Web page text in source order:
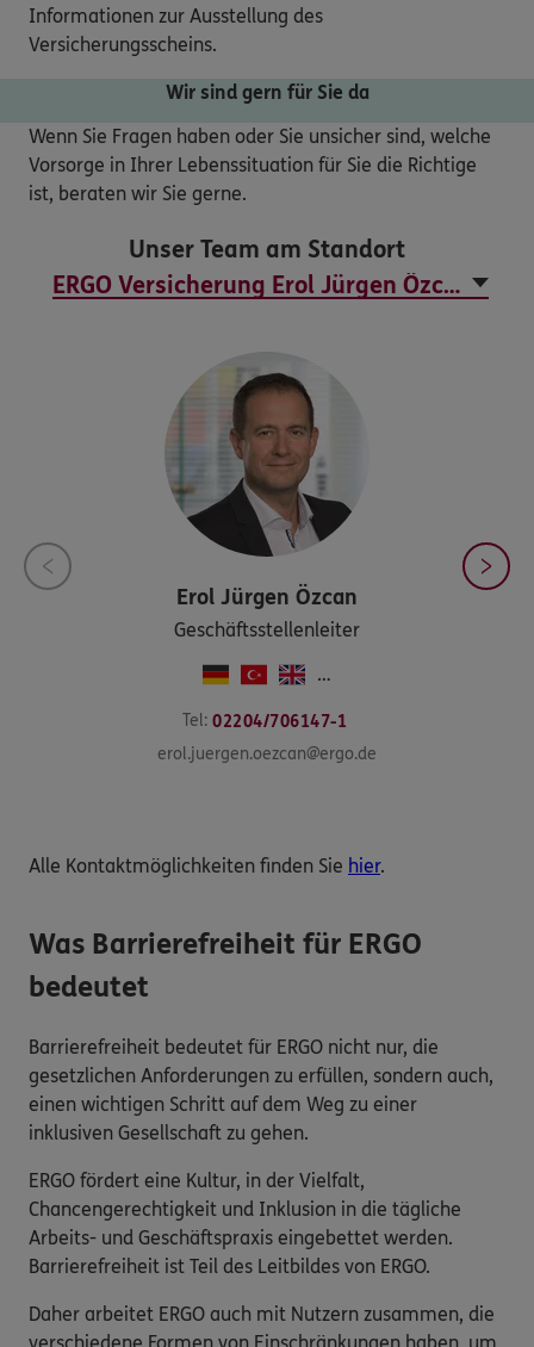
Informationen zur Ausstellung des
Versicherungsscheins.
Wir sind gern für Sie da
Wenn Sie Fragen haben oder Sie unsicher sind, welche
Vorsorge in Ihrer Lebenssituation für Sie die Richtige
ist, beraten wir Sie gerne.
Unser Team am Standort
Erol Jürgen Özcan
Geschäftsstellenleiter
…
Tel: 02204/706147-1
erol.juergen.oezcan@ergo.de
Alle Kontaktmöglichkeiten finden Sie hier.
Was Barrierefreiheit für ERGO
bedeutet
Barrierefreiheit bedeutet für ERGO nicht nur, die
gesetzlichen Anforderungen zu erfüllen, sondern auch,
einen wichtigen Schritt auf dem Weg zu einer
inklusiven Gesellschaft zu gehen.
ERGO fördert eine Kultur, in der Vielfalt,
Chancengerechtigkeit und Inklusion in die tägliche
Arbeits- und Geschäftspraxis eingebettet werden.
Barrierefreiheit ist Teil des Leitbildes von ERGO.
Daher arbeitet ERGO auch mit Nutzern zusammen, die